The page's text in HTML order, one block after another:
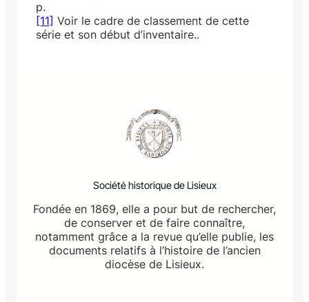
p.
[11] Voir le cadre de classement de cette
série et son début d’inventaire..
Société historique de Lisieux
Fondée en 1869, elle a pour but de rechercher,
de conserver et de faire connaître,
notamment grâce a la revue qu’elle publie, les
documents relatifs à l’histoire de l’ancien
diocèse de Lisieux.